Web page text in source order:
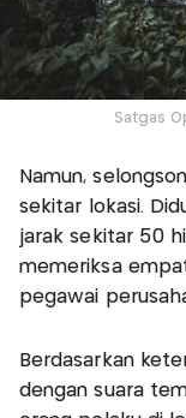
Satgas
Namun,
sekitar lokasi.
jarak sekitar 50
memeriksa
pegawai
Berdasarkan
dengan suara